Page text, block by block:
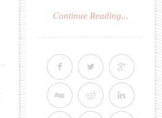
Continue Reading...